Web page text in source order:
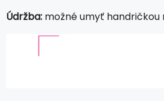
Údržba: možné umyť